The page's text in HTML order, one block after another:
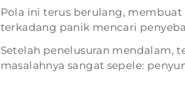
Pola ini terus berulang,
terkadang panik mencari
Setelah penelusuran mendalam,
masalahnya sangat sepele: